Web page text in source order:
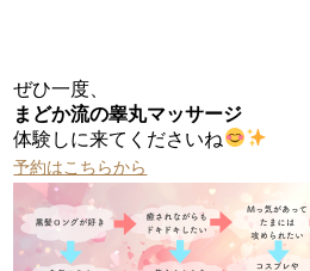
ぜひ一度、
まどか流の睾丸マッサージ
体験しに来てくださいね
予約はこちらから